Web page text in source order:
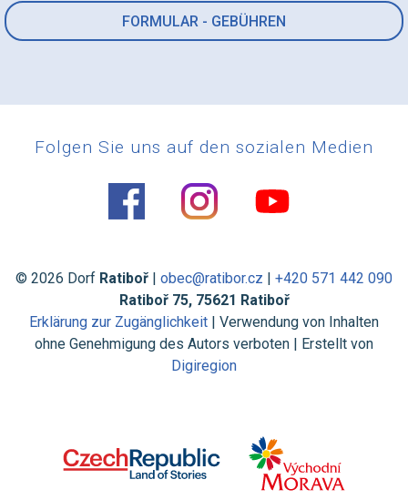
FORMULAR - GEBÜHREN
Folgen Sie uns auf den sozialen Medien
© 2026 Dorf Ratiboř | obec@ratibor.cz | +420 571 442 090
Ratiboř 75, 75621 Ratiboř
Erklärung zur Zugänglichkeit | Verwendung von Inhalten
ohne Genehmigung des Autors verboten | Erstellt von
Digiregion